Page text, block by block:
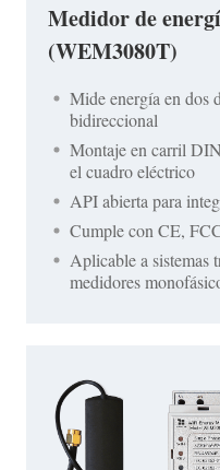
Medidor de
(WEM3080T)
Mide energía en dos
bidireccional
Montaje en carril
el cuadro eléctrico
API abierta para
Cumple con CE,
Aplicable a sistemas
medidores